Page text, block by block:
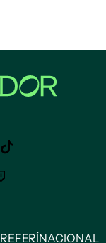
REFERÍNACIONAL